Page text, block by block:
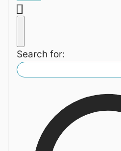
Search for: